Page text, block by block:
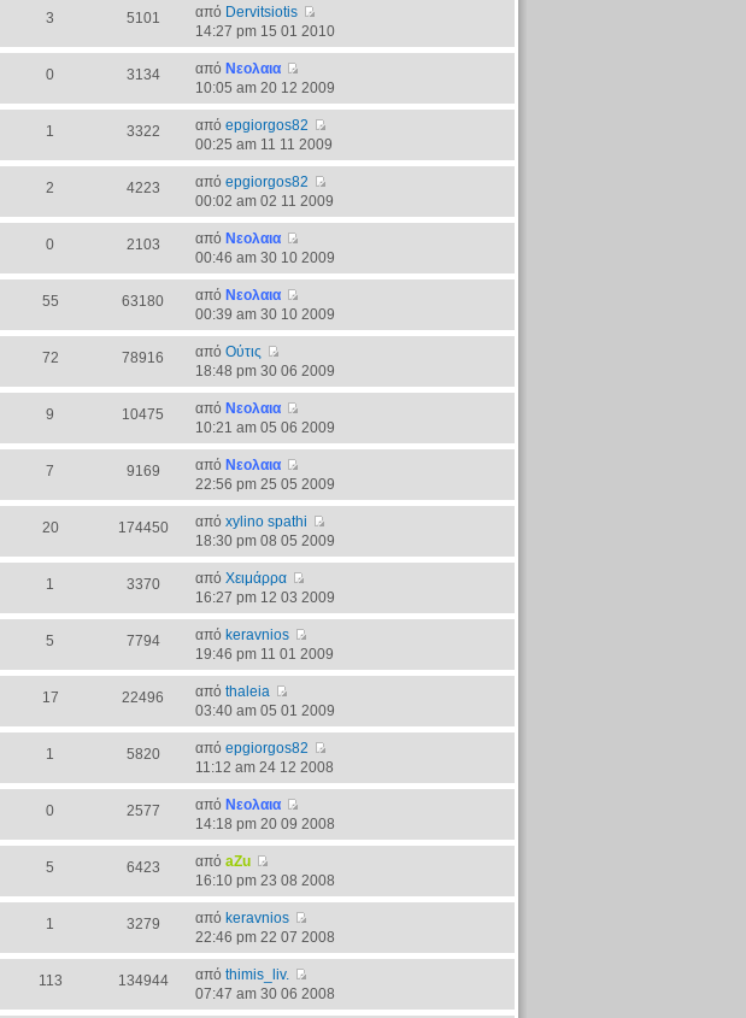
3 5101 από Dervitsiotis
14:27 pm 15 01 2010
0 3134 από Νεολαια
10:05 am 20 12 2009
1 3322 απόepgiorgos82
00:25 am 11 11 2009
2 4223 απόepgiorgos82
00:02 am 02 11 2009
0 2103 από Νεολαια
00:46 am 30 10 2009
55 63180 από Νεολαια
00:39 am 30 10 2009
72 78916 απόΟύτις
18:48 pm 30 06 2009
9 10475 από Νεολαια
10:21 am 05 06 2009
7 9169 από Νεολαια
22:56 pm 25 05 2009
20 174450 απόxylino spathi
18:30 pm 08 05 2009
1 3370 απόΧειμάρρα
16:27 pm 12 03 2009
5 7794 από keravnios
19:46 pm 11 01 2009
17 22496 απόthaleia
03:40 am 05 01 2009
1 5820 απόepgiorgos82
11:12 am 24 12 2008
0 2577 από Νεολαια
14:18 pm 20 09 2008
5 6423 απόaZu
16:10 pm 23 08 2008
1 3279 από keravnios
22:46 pm 22 07 2008
113 134944 απόthimis_liv.
07:47 am 30 06 2008